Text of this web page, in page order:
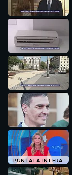
PUNTATA INTERA